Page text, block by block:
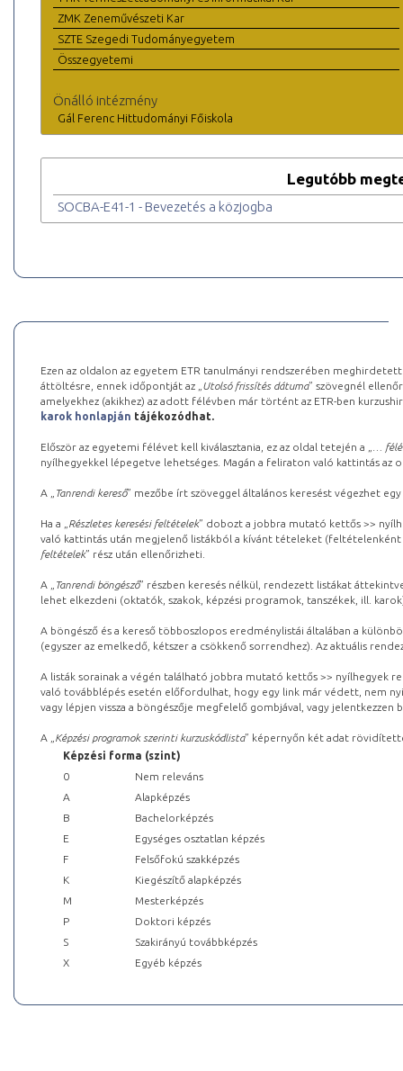
ZMK Zeneművészeti Kar
SZTE Szegedi Tudományegyetem
Összegyetemi
Önálló intézmény
Gál Ferenc Hittudományi Főiskola
Legutóbb
SOCBA-E41-1 - Bevezetés a közjogba
Ezen az oldalon az egyetem ETR tanulmányi rendszerében
áttöltésre, ennek időpontját az „ Utolsó frissítés dátuma” szövegnél
amelyekhez (akikhez) az adott félévben már történt az ETR-ben
karok honlapján tájékozódhat.
Először az egyetemi félévet kell kiválasztania, ez az oldal tetején a „
…
nyílhegyekkel lépegetve lehetséges. Magán a feliraton való kattintás az
A „ Tanrendi kereső” mezőbe írt szöveggel általános keresést végezhet
Ha a „ Részletes keresési feltételek” dobozt a jobbra mutató kettős >>
való kattintás után megjelenő listákból a kívánt tételeket (feltételenként
feltételek” rész után ellenőrizheti.
A „ Tanrendi böngésző” részben keresés nélkül, rendezett listákat
lehet elkezdeni (oktatók, szakok, képzési programok, tanszékek, ill.
A böngésző és a kereső többoszlopos eredménylistái általában a
(egyszer az emelkedő, kétszer a csökkenő sorrendhez). Az aktuális
A listák sorainak a végén található jobbra mutató kettős >> nyílhegyek
való továbblépés esetén előfordulhat, hogy egy link már védett, nem
vagy lépjen vissza a böngészője megfelelő gombjával, vagy
A „ Képzési programok szerinti kurzuskódlista” képernyőn két adat
Képzési forma (szint)
0
Nem releváns
A
Alapképzés
B
Bachelorképzés
E
Egységes osztatlan képzés
F
Felsőfokú szakképzés
K
Kiegészítő alapképzés
M
Mesterképzés
P
Doktori képzés
S
Szakirányú továbbképzés
X
Egyéb képzés